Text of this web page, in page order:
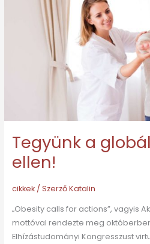
Tegyünk a
ellen!
cikkek/ SzerzőKatalin
„Obesity calls for actions”, vagyis
mottóval rendezte meg
Elhízástudományi Kongresszust
elhízás
ellen!